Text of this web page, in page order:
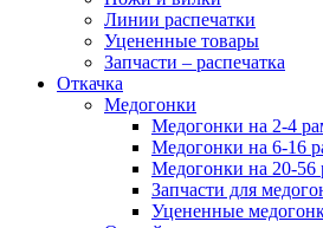
Линии распечатки
Уцененные товары
Запчасти – распечатка
Откачка
Медогонки
Медогонки на 2-4
Медогонки на 6-16
Медогонки на 20-56
Запчасти для
Уцененные